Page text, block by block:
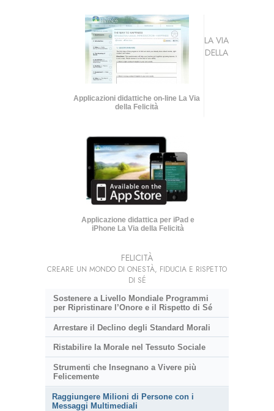
Applicazioni didattiche on-line La Via
della Felicità
Applicazione didattica per iPad e
iPhone La Via della Felicità
LA VIA
DELLA
FELICITÀ
CREARE UN MONDO DI ONESTÀ, FIDUCIA E RISPETTO
DI SÉ
Sostenere a Livello Mondiale Programmi
per Ripristinare l’Onore e il Rispetto di Sé
Arrestare il Declino degli Standard Morali
Ristabilire la Morale nel Tessuto Sociale
Strumenti che Insegnano a Vivere più
Felicemente
Raggiungere Milioni di Persone con i
Messaggi Multimediali